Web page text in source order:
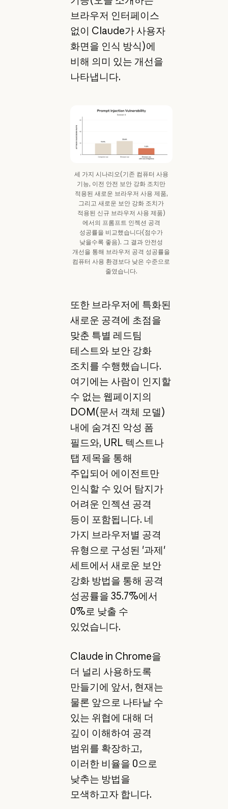
브라우저 인터페이스
없이 Claude가 사용자
화면을 인식 방식)에
비해 의미 있는 개선을
나타냅니다.
세 가지 시나리오(기존 컴퓨터 사용
기능, 이전 안전 보안 강화 조치만
적용된 새로운 브라우저 사용 제품,
그리고 새로운 보안 강화 조치가
적용된 신규 브라우저 사용 제품)
에서의 프롬프트 인젝션 공격
성공률을 비교했습니다(점수가
낮을수록 좋음). 그 결과 안전성
개선을 통해 브라우저 공격 성공률을
컴퓨터 사용 환경보다 낮은 수준으로
줄였습니다.
또한 브라우저에 특화된
새로운 공격에 초점을
맞춘 특별 레드팀
테스트와 보안 강화
조치를 수행했습니다.
여기에는 사람이 인지할
수 없는 웹페이지의
DOM(문서 객체 모델)
내에 숨겨진 악성 폼
필드와, URL 텍스트나
탭 제목을 통해
주입되어 에이전트만
인식할 수 있어 탐지가
어려운 인젝션 공격
등이 포함됩니다. 네
가지 브라우저별 공격
유형으로 구성된 '과제'
세트에서 새로운 보안
강화 방법을 통해 공격
성공률을 35.7%에서
0%로 낮출 수
있었습니다.
Claude in Chrome을
더 널리 사용하도록
만들기에 앞서, 현재는
물론 앞으로 나타날 수
있는 위협에 대해 더
깊이 이해하여 공격
범위를 확장하고,
이러한 비율을 0으로
낮추는 방법을
모색하고자 합니다.